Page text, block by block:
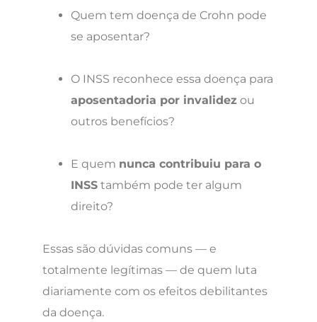
Quem tem doença de Crohn pode
se aposentar?
O INSS reconhece essa doença para
aposentadoria por invalidez ou
outros benefícios?
E quem nunca contribuiu para o
INSS também pode ter algum
direito?
Essas são dúvidas comuns — e
totalmente legítimas — de quem luta
diariamente com os efeitos debilitantes
da doença.